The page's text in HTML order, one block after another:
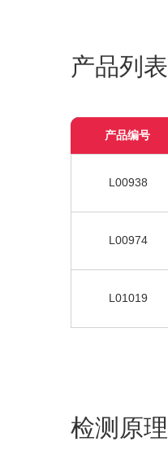
产品列表
产品编号
L00938
L00974
L01019
检测原理